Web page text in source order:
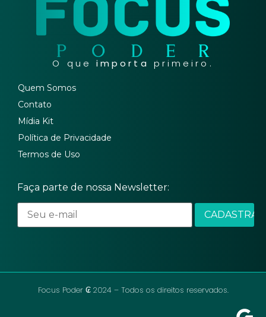
O que importa primeiro.
Quem Somos
Contato
Mídia Kit
Política de Privacidade
Termos de Uso
Faça parte de nossa Newsletter:
Focus Poder ₢ 2024 – Todos os direitos reservados.